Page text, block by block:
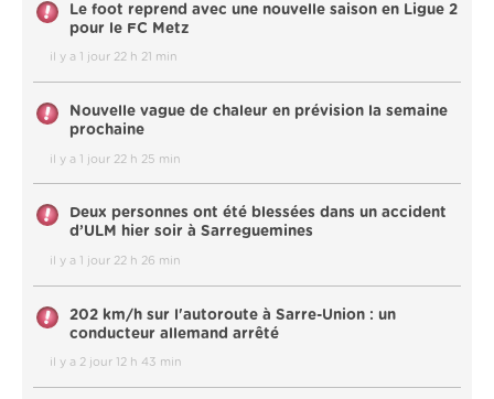
Le foot reprend avec une nouvelle saison en Ligue 2
pour le FC Metz
il y a 1 jour 22 h 21 min
Nouvelle vague de chaleur en prévision la semaine
prochaine
il y a 1 jour 22 h 25 min
Deux personnes ont été blessées dans un accident
d’ULM hier soir à Sarreguemines
il y a 1 jour 22 h 26 min
202 km/h sur l'autoroute à Sarre-Union : un
conducteur allemand arrêté
il y a 2 jour 12 h 43 min